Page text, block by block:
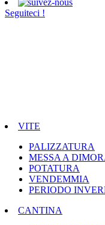
Seguiteci !
VITE
PALIZZATURA
MESSA A
POTATURA
VENDEMMIA
PERIODO
CANTINA